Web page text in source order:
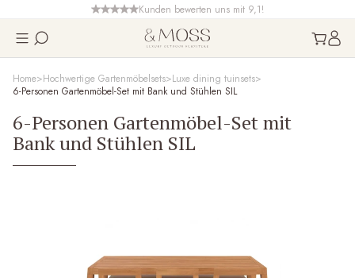
Kunden bewerten uns mit 9,1!
Home Hochwertige Gartenmöbelsets Luxe dining tuinsets
6-Personen Gartenmöbel-Set mit Bank und Stühlen SIL
6-Personen Gartenmöbel-Set mit
Bank und Stühlen SIL